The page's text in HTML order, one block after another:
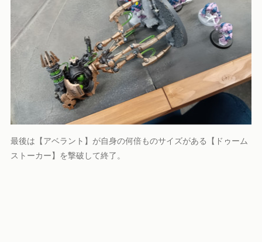
最後は【アベラント】が自身の何倍ものサイズがある【ドゥーム
ストーカー】を撃破して終了。